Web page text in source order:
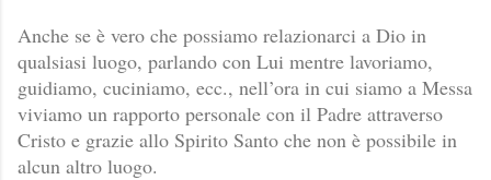
Anche se è vero che possiamo relazionarci a Dio in
qualsiasi luogo, parlando con Lui mentre lavoriamo,
guidiamo, cuciniamo, ecc., nell’ora in cui siamo a Messa
viviamo un rapporto personale con il Padre attraverso
Cristo e grazie allo Spirito Santo che non è possibile in
alcun altro luogo.